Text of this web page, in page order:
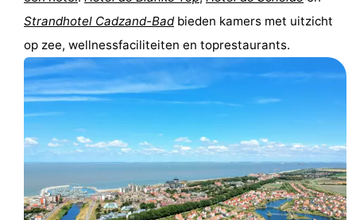
Strandhotel Cadzand-Badbieden kamers met uitzicht
op zee, wellnessfaciliteiten en toprestaurants.